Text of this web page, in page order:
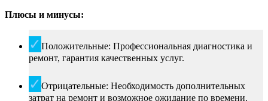
Плюсы и минусы:
Положительные: Профессиональная диагностика и
ремонт, гарантия качественных услуг.
Отрицательные: Необходимость дополнительных
затрат на ремонт и возможное ожидание по времени.